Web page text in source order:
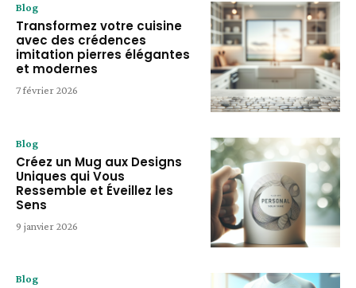
Blog
Transformez votre cuisine
avec des crédences
imitation pierres élégantes
et modernes
7 février 2026
Blog
Créez un Mug aux Designs
Uniques qui Vous
Ressemble et Éveillez les
Sens
9 janvier 2026
Blog